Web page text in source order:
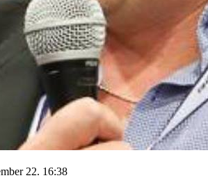
22. 16:38